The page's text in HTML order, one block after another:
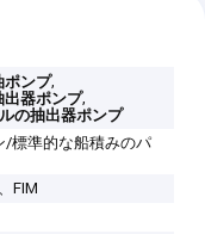
ンプ,
器ポンプ,
の抽出器ポンプ
/標準的な船積みのパ
FIM